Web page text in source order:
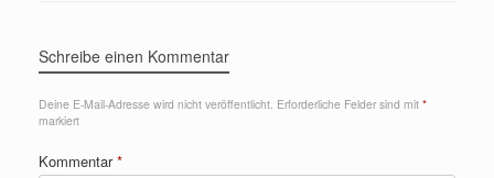
Schreibe einen Kommentar
Deine E-Mail-Adresse wird nicht veröffentlicht. Erforderliche Felder sind mit *
markiert
Kommentar*